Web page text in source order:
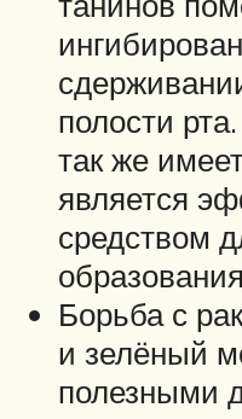
полости
так же
является
средством
Борьба с
и зелёный
полезными